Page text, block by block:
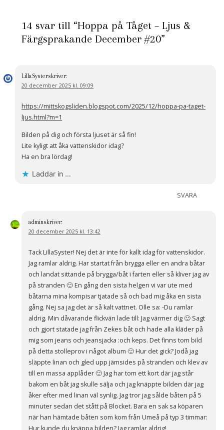
14 svar till “Hoppa på Tåget – Ljus &
Färgsprakande December #20”
LillaSysterskriver:
20 december 2025 kl. 09:09
https://mittskogsliden.blogspot.com/2025/12/hoppa-pa-taget-
ljus.html?m=1
Bilden på dig och första ljuset är så fin!
Lite kyligt att åka vattenskidor idag?
Ha en bra lördag!
Laddar in …
SVARA
adminskriver:
20 december 2025 kl. 13:42
Tack LillaSyster! Nej det är inte för kallt idag för vattenskidor.
Jag ramlar aldrig. Har startat från brygga eller en andra båtar
och landat sittande på brygga/båt i farten eller så kliver jag av
på stranden 🙂 En gång den sista helgen vi var ute med
båtarna mina kompisar tjatade så och bad mig åka en sista
gång. Nej sa jag det är så kalt vattnet. Olle sa: -Du ramlar
aldrig. Min dåvarande flickvän lade till: Jag värmer dig 🙂 Sagt
och gjort statade jag från Zekes båt och hade alla kläder på
mig som jeans och jeansjacka :och keps. Det finns tom bild
på detta stolleprov i något album 🙂 Hur det gick? Jodå jag
släppte linan och gled upp jämsides på stranden och klev av
till en massa applåder 🙂 Jag har tom ett kort där jag står
bakom en båt jag skulle sälja och jag knäppte bilden där jag
åker efter med linan väl synlig. Jag tror jag sålde båten på 5
minuter sedan det stått på Blocket. Bara en sak sa köparen
när han hämtade båten som kom från Umeå på typ 3 timmar: